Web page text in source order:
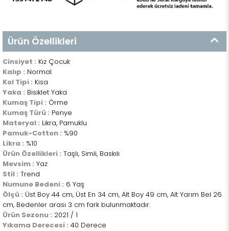
Ürün Özellikleri
Cinsiyet : Kız Çocuk
Kalıp : Normal
Kol Tipi : Kısa
Yaka : Bisiklet Yaka
Kumaş Tipi : Örme
Kumaş Türü : Penye
Materyal : Likra, Pamuklu
Pamuk-Cotton : %90
Likra : %10
Ürün Özellikleri : Taşlı, Simli, Baskılı
Mevsim : Yaz
Stil : Trend
Numune Bedeni : 6 Yaş
Ölçü : Üst Boy 44 cm, Üst En 34 cm, Alt Boy 49 cm, Alt Yarım Bel 26
cm, Bedenler arası 3 cm fark bulunmaktadır.
Ürün Sezonu : 2021 / 1
Yıkama Derecesi : 40 Derece